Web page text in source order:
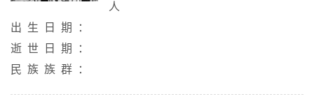
人
出生日期：
逝世日期：
民族族群：